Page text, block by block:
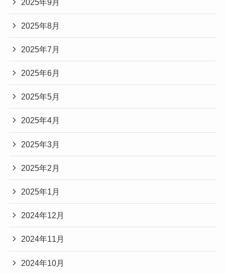
2025年8月
2025年7月
2025年6月
2025年5月
2025年4月
2025年3月
2025年2月
2025年1月
2024年12月
2024年11月
2024年10月